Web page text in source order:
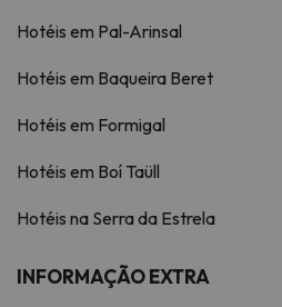
Hotéis em Pal-Arinsal
Hotéis em Baqueira Beret
Hotéis em Formigal
Hotéis em Boí Taüll
Hotéis na Serra da Estrela
INFORMAÇÃO EXTRA